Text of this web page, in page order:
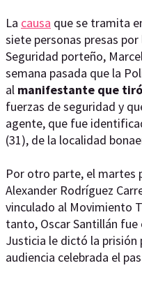
La causa que se tramita
siete personas presas
Seguridad porteño,
semana pasada que la
al manifestante que
fuerzas de seguridad y
agente, que fue
(31), de la localidad
Por otro parte, el martes
Alexander Rodríguez
vinculado al Movimiento
tanto, Oscar Santillán
Justicia le dictó la prisión
audiencia celebrada el